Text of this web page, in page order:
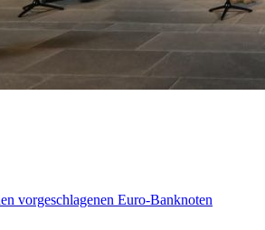
vorgeschlagenen Euro-Banknoten